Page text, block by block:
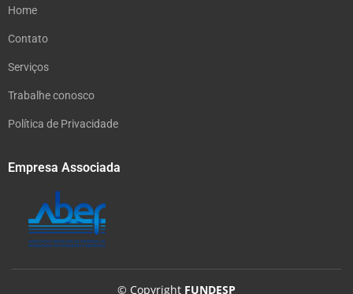
Home
Contato
Serviços
Trabalhe conosco
Política de Privacidade
Empresa Associada
© Copyright FUNDESP